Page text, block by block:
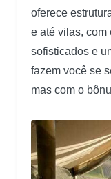
oferece
e até vilas, com
sofisticados e
fazem você se
mas com o